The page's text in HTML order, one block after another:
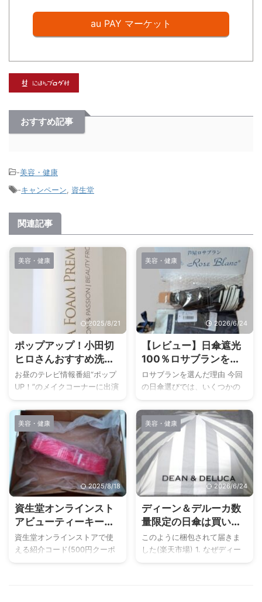
au PAY マーケット
おすすめ記事
-美容・健康
-キャンペーン 資生堂
関連記事
美容・健康
2025/8/21
ポップアップ！小田切
ヒロさんおすすめ洗顔
ソーダスパフォームプ
レミアムどこで買え
る？お得に買う方法
お昼のテレビ情報番組“ポップ
UP！”のメイクコーナーに出演
されている小田切ヒロさんが
お勧めされていた炭酸洗顔フ
ォームを購入しました。 今回
はこのソーダスパフォームプ
レミアム10,000を購入できる
場所と、一番安く買う方法を
ご紹介しようと思います。 ソ
ーダスパフォームプレミアム
10,000の口コミ ソーダスパフ
ォームプレミアム10,000の口
コミは以下のリンクから見る
ことができます。 ソーダスパ
フォームプレミアム10,000は
美容・健康
2026/6/24
【レビュー】日傘遮光
100％ロサブランを実
際に使ってみた。選ん
だ理由と他の日傘との
比較もまとめました
ロサブランを選んだ理由 今回
の日傘選びでは、いくつかの
候補を比較しながら生成AIにも
相談して検討を進めました。
私が欲しかったのは とにかく
焼けない 日光を完璧に遮断し
てくれる 少しでも涼しさを感
じられる 日傘です。 その中で
候補にあがってきたのがロサ
ブランとコカゲプラスです。
その中でロサブランに決めた
理由は、次のような点からで
す。 焼けたくない気持ちが強
かった まず「焼けないこと」
を重視していたので、 生地そ
美容・健康
2025/8/18
資生堂オンラインスト
アビューティーキー紹
介コード、クーポン
資生堂オンラインストアで使
える紹介コード(500円クーポ
ン) 紹介コード oDytB (先頭は
美容・健康
2026/6/24
ディーン＆デルーカ数
量限定の日傘は買い？
実際に使ってわかった
使用感を徹底レビュー
このように梱包されて届きま
した(楽天市場) 1. なぜディー
ン＆デルーカの日傘が人気な